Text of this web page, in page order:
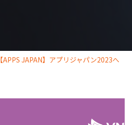
【APPS JAPAN】アプリジャパン2023へ